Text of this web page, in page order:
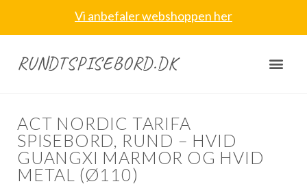
Vi anbefaler webshoppen her
RUNDTSPISEBORD.DK
ACT NORDIC TARIFA
SPISEBORD, RUND – HVID
GUANGXI MARMOR OG HVID
METAL (Ø110)